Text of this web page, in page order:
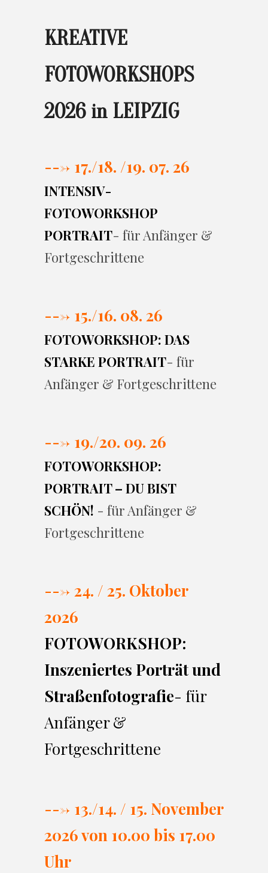
KREATIVE
FOTOWORKSHOPS
2026 in LEIPZIG
---> 17./18. /19. 07. 26
INTENSIV-
FOTOWORKSHOP
PORTRAIT- für Anfänger &
Fortgeschrittene
---> 15./16. 08. 26
FOTOWORKSHOP: DAS
STARKE PORTRAIT- für
Anfänger & Fortgeschrittene
---> 19./20. 09. 26
FOTOWORKSHOP:
PORTRAIT – DU BIST
SCHÖN! - für Anfänger &
Fortgeschrittene
---> 24. / 25. Oktober
2026
FOTOWORKSHOP:
Inszeniertes Porträt und
Straßenfotografie- für
Anfänger &
Fortgeschrittene
---> 13./14. / 15. November
2026 von 10.00 bis 17.00
Uhr